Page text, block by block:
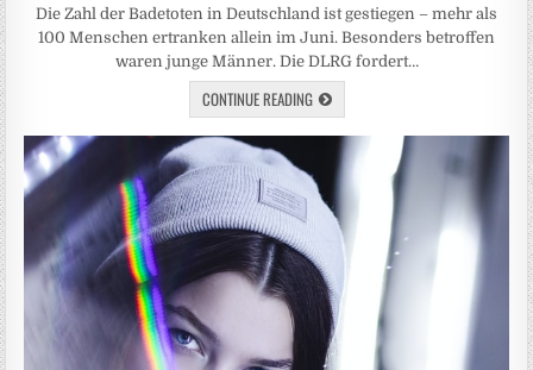
Die Zahl der Badetoten in Deutschland ist gestiegen – mehr als
100 Menschen ertranken allein im Juni. Besonders betroffen
waren junge Männer. Die DLRG fordert…
CONTINUE READING